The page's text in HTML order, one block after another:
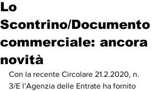
Lo
Scontrino/Documento
commerciale: ancora
novità
Con la recente Circolare 21.2.2020, n.
3/E l’Agenzia delle Entrate ha fornito